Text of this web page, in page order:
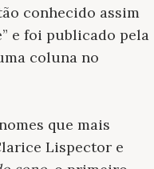
conhecido assim
e foi publicado pela
coluna no
que mais
Lispector e